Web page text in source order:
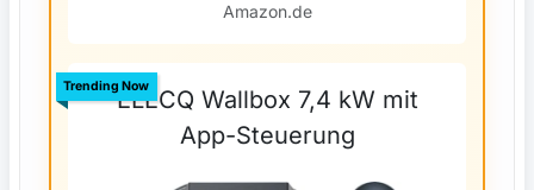
Amazon.de
ELECQ Wallbox 7,4 kW mit
App-Steuerung
Trending Now